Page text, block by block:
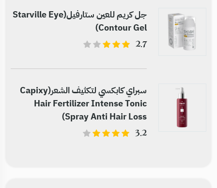
جل كريم للعين ستارفيل(Starville Eye
Contour Gel)
2.7
سبراي كابكسي لتكثيف الشعر(Capixy
Hair Fertilizer Intense Tonic
Spray Anti Hair Loss)
3.2